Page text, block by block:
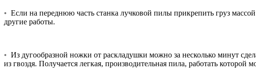
• Если на переднюю часть станка лучковой пилы прикрепить груз
другие работы.
• Из дугообразной ножки от раскладушки можно за несколько минут
из гвоздя. Получается легкая, производительная пила, работать